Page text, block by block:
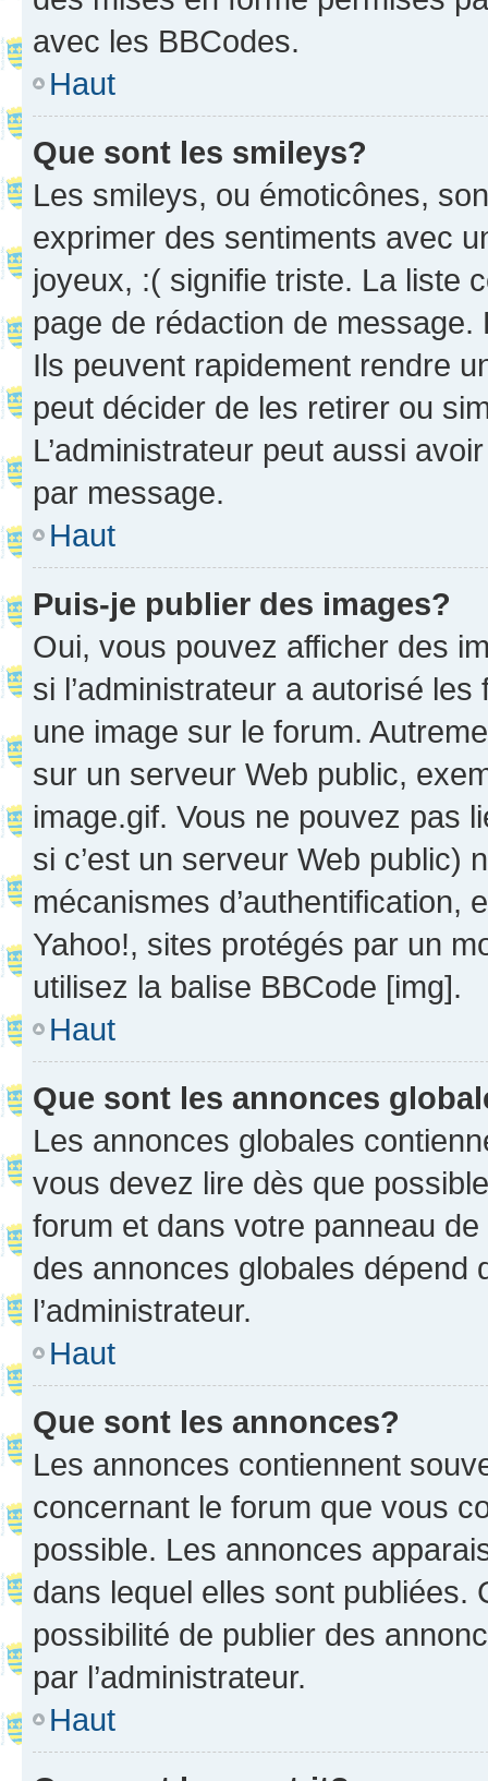
avec les BBCodes.
Haut
Que sont les smileys?
Les smileys, ou émoticônes,
exprimer des sentiments avec
joyeux, :( signifie triste. La liste
page de rédaction de
Ils peuvent rapidement rendre
peut décider de les retirer ou
L’administrateur peut aussi
par message.
Haut
Puis-je publier des images?
Oui, vous pouvez afficher des
si l’administrateur a autorisé
une image sur le forum.
sur un serveur Web public,
image.gif. Vous ne pouvez pas
si c’est un serveur Web public)
mécanismes d’authentification,
Yahoo!, sites protégés par un
utilisez la balise BBCode [img].
Haut
Que sont les annonces
Les annonces globales
vous devez lire dès que
forum et dans votre panneau
des annonces globales dépend
l’administrateur.
Haut
Que sont les annonces?
Les annonces contiennent
concernant le forum que vous
possible. Les annonces
dans lequel elles sont publiées.
possibilité de publier des
par l’administrateur.
Haut